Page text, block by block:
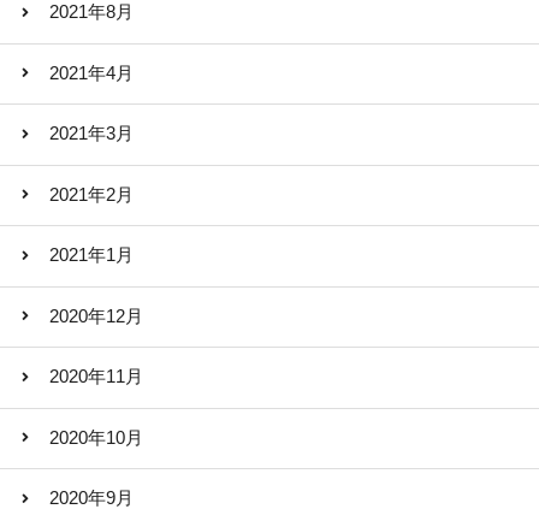
2021年8月
2021年4月
2021年3月
2021年2月
2021年1月
2020年12月
2020年11月
2020年10月
2020年9月